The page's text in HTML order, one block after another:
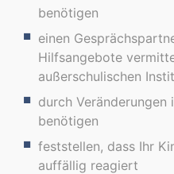
benötigen
einen
Hilfsangebote
außerschulischen
durch
benötigen
feststellen, dass Ihr
auffällig reagiert